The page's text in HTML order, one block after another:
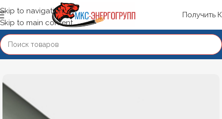
Skip to navigation
Skip to main content
Получить